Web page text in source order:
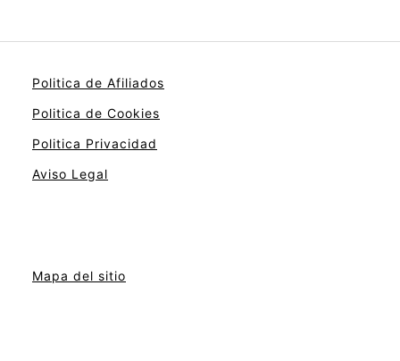
Politica de Afiliados
Politica de Cookies
Politica Privacidad
Aviso Legal
Mapa del sitio